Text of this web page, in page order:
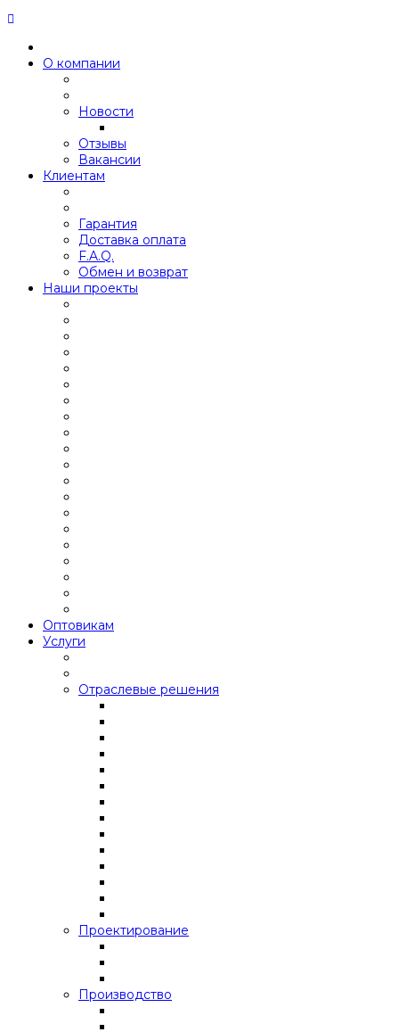
О компании
Новости
Отзывы
Вакансии
Клиентам
Гарантия
Доставка оплата
F.A.Q.
Обмен и возврат
Наши проекты
Оптовикам
Услуги
Отраслевые решения
Проектирование
Производство